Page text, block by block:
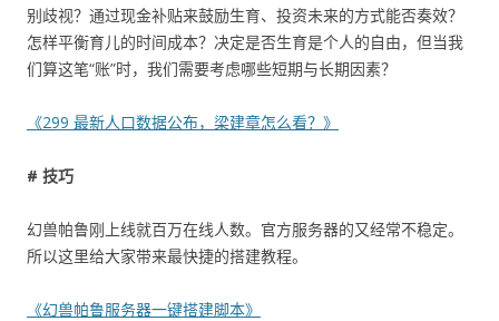
别歧视？通过现金补贴来鼓励生育、投资未来的方式能否奏效？
怎样平衡育儿的时间成本？决定是否生育是个人的自由，但当我
们算这笔“账”时，我们需要考虑哪些短期与长期因素？
《299 最新人口数据公布，梁建章怎么看？》
# 技巧
幻兽帕鲁刚上线就百万在线人数。官方服务器的又经常不稳定。
所以这里给大家带来最快捷的搭建教程。
《幻兽帕鲁服务器一键搭建脚本》